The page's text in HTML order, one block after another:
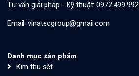
Tư vấn giải pháp - Kỹ thuật: 0972.499.992
Email: vinatecgroup@gmail.com
Danh mục sản phẩm
Kim thu sét